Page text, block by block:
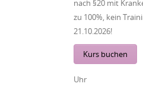
nach §20 mit
zu 100%, kein
21.10.2026!
Kurs buchen
Uhr